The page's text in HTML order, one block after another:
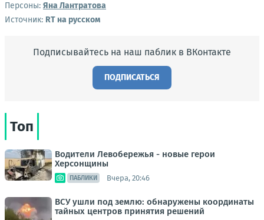
Персоны: Яна Лантратова
Источник: RT на русском
Подписывайтесь на наш паблик в ВКонтакте
ПОДПИСАТЬСЯ
Топ
Водители Левобережья - новые герои
Херсонщины
ПАБЛИКИ Вчера, 20:46
ВСУ ушли под землю: обнаружены координаты
тайных центров принятия решений